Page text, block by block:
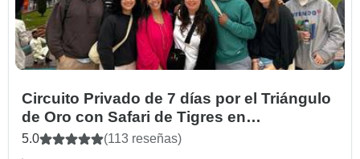
Circuito Privado de 7 días por el Triángulo
de Oro con Safari de Tigres en
Ranthambore y Taj Mahal - Todo Incluido
5.0 (113 reseñas)